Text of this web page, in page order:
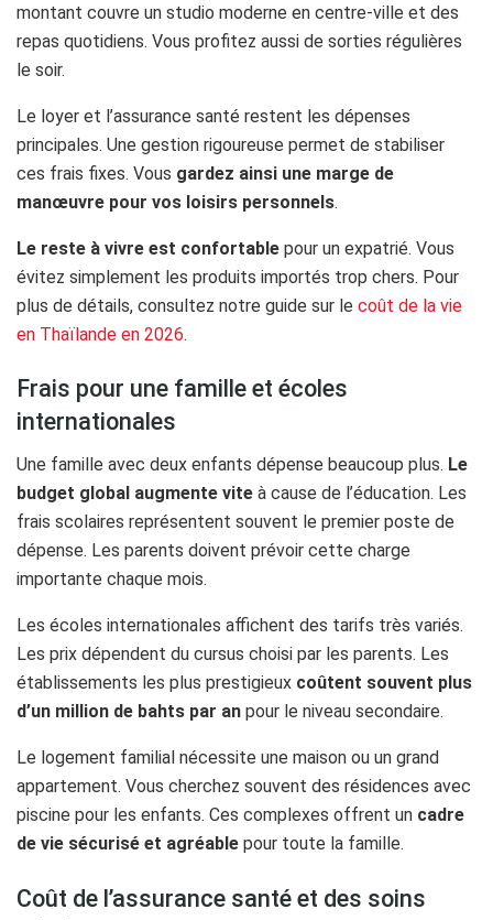
montant couvre un studio moderne en centre-ville et des
repas quotidiens. Vous profitez aussi de sorties régulières
le soir.
Le loyer et l’assurance santé restent les dépenses
principales. Une gestion rigoureuse permet de stabiliser
ces frais fixes. Vous gardez ainsi une marge de
manœuvre pour vos loisirs personnels.
Le reste à vivre est confortable pour un expatrié. Vous
évitez simplement les produits importés trop chers. Pour
plus de détails, consultez notre guide sur le coût de la vie
en Thaïlande en 2026.
Frais pour une famille et écoles
internationales
Une famille avec deux enfants dépense beaucoup plus. Le
budget global augmente vite à cause de l’éducation. Les
frais scolaires représentent souvent le premier poste de
dépense. Les parents doivent prévoir cette charge
importante chaque mois.
Les écoles internationales affichent des tarifs très variés.
Les prix dépendent du cursus choisi par les parents. Les
établissements les plus prestigieux coûtent souvent plus
d’un million de bahts par an pour le niveau secondaire.
Le logement familial nécessite une maison ou un grand
appartement. Vous cherchez souvent des résidences avec
piscine pour les enfants. Ces complexes offrent un cadre
de vie sécurisé et agréable pour toute la famille.
Coût de l’assurance santé et des soins